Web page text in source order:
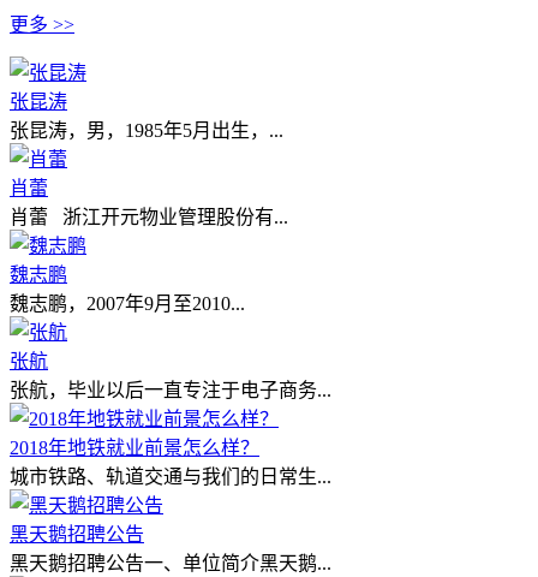
更多 >>
张昆涛
张昆涛，男，1985年5月出生，...
肖蕾
肖蕾 浙江开元物业管理股份有...
魏志鹏
魏志鹏，2007年9月至2010...
张航
张航，毕业以后一直专注于电子商务...
2018年地铁就业前景怎么样？
城市铁路、轨道交通与我们的日常生...
黑天鹅招聘公告
黑天鹅招聘公告一、单位简介黑天鹅...